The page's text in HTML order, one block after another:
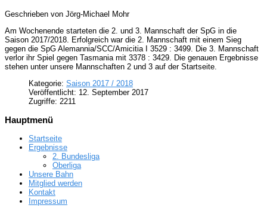
Geschrieben von Jörg-Michael Mohr
Am Wochenende starteten die 2. und 3. Mannschaft der SpG in die
Saison 2017/2018. Erfolgreich war die 2. Mannschaft mit einem Sieg
gegen die SpG Alemannia/SCC/Amicitia I 3529 : 3499. Die 3. Mannschaft
verlor ihr Spiel gegen Tasmania mit 3378 : 3429. Die genauen Ergebnisse
stehen unter unsere Mannschaften 2 und 3 auf der Startseite.
Kategorie: Saison 2017 / 2018
Veröffentlicht: 12. September 2017
Zugriffe: 2211
Hauptmenü
Startseite
Ergebnisse
2. Bundesliga
Oberliga
Unsere Bahn
Mitglied werden
Kontakt
Impressum